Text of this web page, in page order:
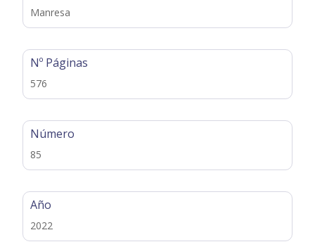
Manresa
Nº Páginas
576
Número
85
Año
2022